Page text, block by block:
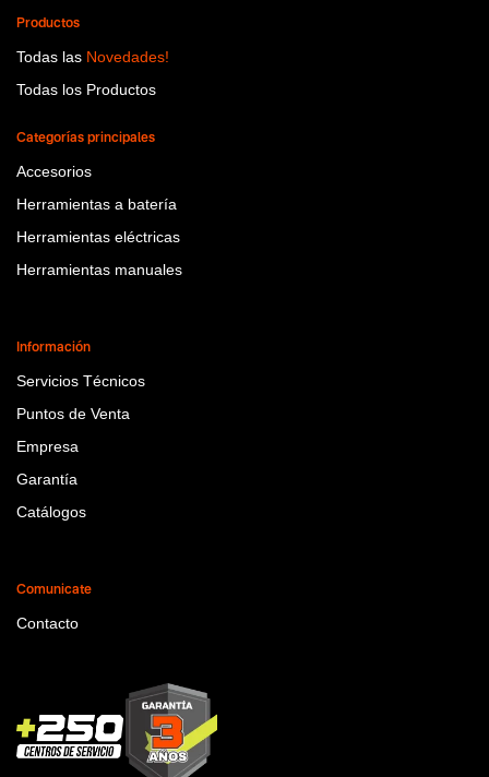
Productos
Todas las Novedades!
Todas los Productos
Categorías principales
Accesorios
Herramientas a batería
Herramientas eléctricas
Herramientas manuales
Información
Servicios Técnicos
Puntos de Venta
Empresa
Garantía
Catálogos
Comunicate
Contacto